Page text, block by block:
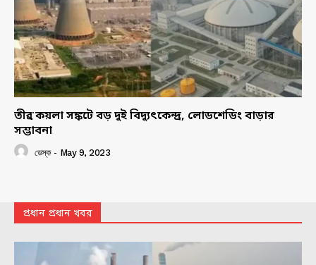
তীব্র কয়লা সঙ্কটে বড় দুই বিদ্যুৎকেন্দ্র, লোডশেডিং বাড়ার
সম্ভাবনা
ডেস্ক - May 9, 2023
প্রধান প্রধান খবর